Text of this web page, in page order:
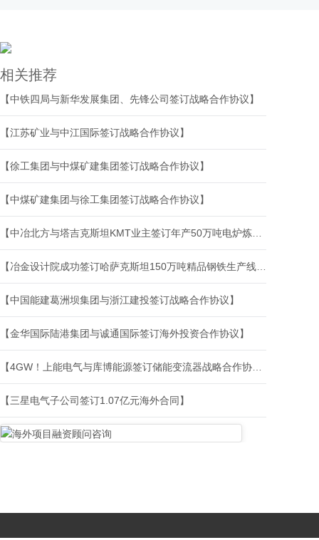
相关推荐
【中铁四局与新华发展集团、先锋公司签订战略合作协议】
【江苏矿业与中江国际签订战略合作协议】
【徐工集团与中煤矿建集团签订战略合作协议】
【中煤矿建集团与徐工集团签订战略合作协议】
【中冶北方与塔吉克斯坦KMT业主签订年产50万吨电炉炼钢、26.1万吨螺纹钢项目合同】
【冶金设计院成功签订哈萨克斯坦150万吨精品钢铁生产线项目设计合同】
【中国能建葛洲坝集团与浙江建投签订战略合作协议】
【金华国际陆港集团与诚通国际签订海外投资合作协议】
【4GW！上能电气与库博能源签订储能变流器战略合作协议】
【三星电气子公司签订1.07亿元海外合同】